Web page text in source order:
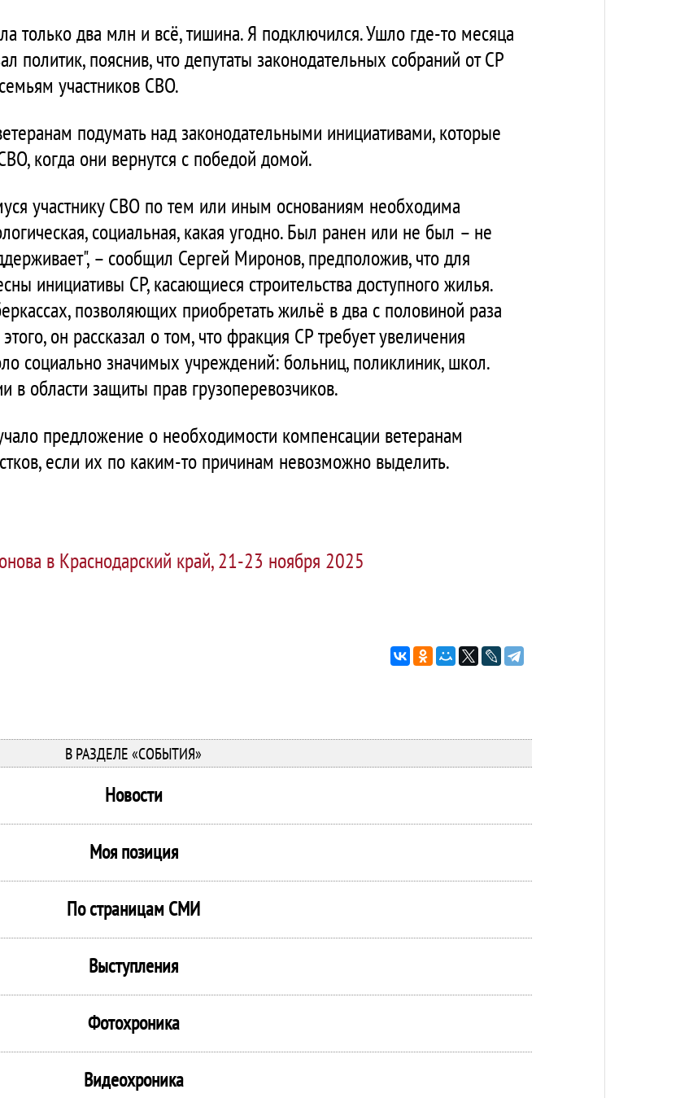
только два млн и всё, тишина. Я подключился. Ушло где-то месяца
политик, пояснив, что депутаты законодательных собраний от СР
участников СВО.
подумать над законодательными инициативами, которые
когда они вернутся с победой домой.
участнику СВО по тем или иным основаниям необходима
социальная, какая угодно. Был ранен или не был – не
– сообщил Сергей Миронов, предположив, что для
инициативы СР, касающиеся строительства доступного жилья.
позволяющих приобретать жильё в два с половиной раза
он рассказал о том, что фракция СР требует увеличения
социально значимых учреждений: больниц, поликлиник, школ.
в области защиты прав грузоперевозчиков.
предложение о необходимости компенсации ветеранам
если их по каким-то причинам невозможно выделить.
в Краснодарский край, 21-23 ноября 2025
В РАЗДЕЛЕ «СОБЫТИЯ»
Новости
Моя позиция
По страницам СМИ
Выступления
Фотохроника
Видеохроника